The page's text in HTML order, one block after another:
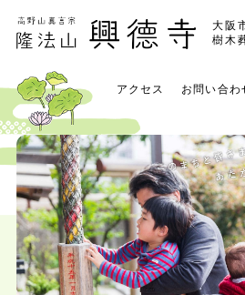
大阪
樹木
アクセス お問い合わ